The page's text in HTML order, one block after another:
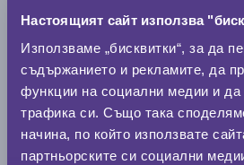
Настоящият сайт използва
Използваме „бисквитки“, за да
съдържанието и рекламите, да
функции на социални медии и да
трафика си. Също така
начина, по който използвате
партньорските си социални
Покажи